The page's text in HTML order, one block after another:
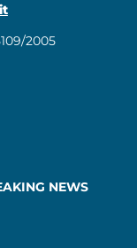
2005
NEWS